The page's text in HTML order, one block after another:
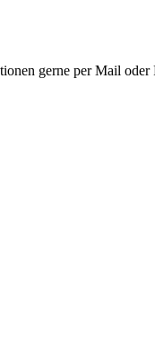
gerne per Mail